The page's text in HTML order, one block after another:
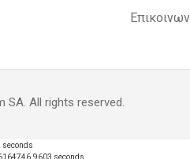
SA. All rights reserved.
seconds
seconds